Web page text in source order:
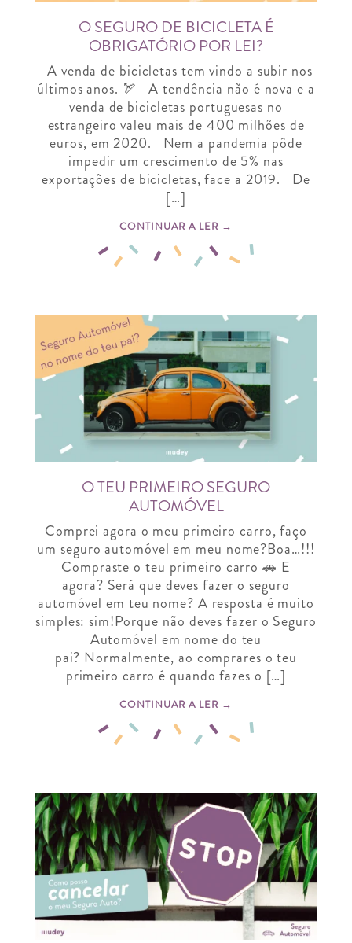
O SEGURO DE BICICLETA É
OBRIGATÓRIO POR LEI?
A venda de bicicletas tem vindo a subir nos
últimos anos. 🏹 A tendência não é nova e a
venda de bicicletas portuguesas no
estrangeiro valeu mais de 400 milhões de
euros, em 2020. Nem a pandemia pôde
impedir um crescimento de 5% nas
exportações de bicicletas, face a 2019. De
[…]
CONTINUAR A LER →
O TEU PRIMEIRO SEGURO
AUTOMÓVEL
Comprei agora o meu primeiro carro, faço
um seguro automóvel em meu nome?Boa…!!!
Compraste o teu primeiro carro 🚗 E
agora? Será que deves fazer o seguro
automóvel em teu nome? A resposta é muito
simples: sim!Porque não deves fazer o Seguro
Automóvel em nome do teu
pai? Normalmente, ao comprares o teu
primeiro carro é quando fazes o […]
CONTINUAR A LER →